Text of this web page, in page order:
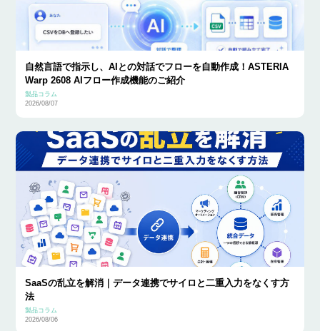
自然言語で指示し、AIとの対話でフローを自動作成！ASTERIA
Warp 2608 AIフロー作成機能のご紹介
製品コラム
2026/08/07
SaaSの乱立を解消｜データ連携でサイロと二重入力をなくす方
法
製品コラム
2026/08/06